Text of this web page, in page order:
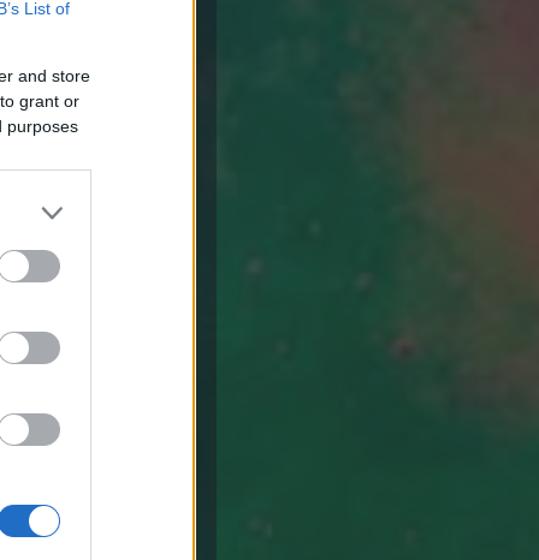
List of
and store
grant or
purposes
árak,
ár,
előtető,
ár,
a célpiacot